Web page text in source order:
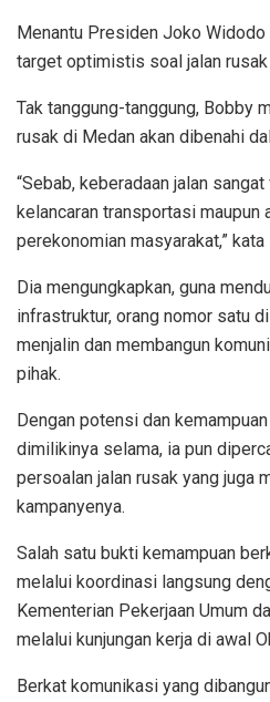
Menantu Presiden Joko Widodo
target optimistis soal jalan
Tak tanggung-tanggung, Bobby
rusak di Medan akan dibenahi
“Sebab, keberadaan jalan
kelancaran transportasi maupun
perekonomian masyarakat,”
Dia mengungkapkan, guna
infrastruktur, orang nomor satu
menjalin dan membangun
pihak.
Dengan potensi dan
dimilikinya selama, ia pun
persoalan jalan rusak yang juga
kampanyenya.
Salah satu bukti kemampuan
melalui koordinasi langsung
Kementerian Pekerjaan Umum
melalui kunjungan kerja di awal
Berkat komunikasi yang